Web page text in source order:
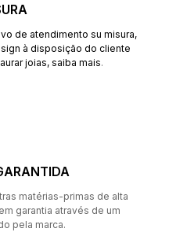
de atendimento su misura,
à disposição do cliente
joias, saiba mais.
matérias-primas de alta
garantia através de um
pela marca.